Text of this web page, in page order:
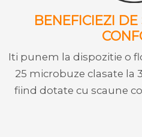
BENEFICIEZI
Iti punem la dispozitie o
25 microbuze clasate la
fiind dotate cu scaune